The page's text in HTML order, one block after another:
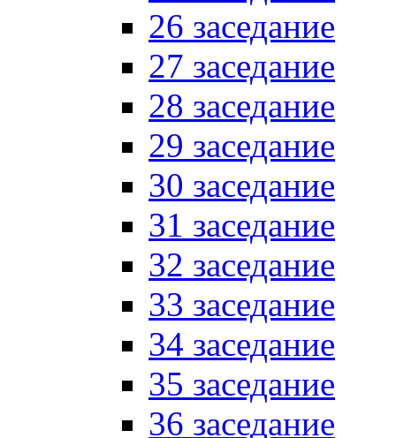
26 заседание
27 заседание
28 заседание
29 заседание
30 заседание
31 заседание
32 заседание
33 заседание
34 заседание
35 заседание
36 заседание